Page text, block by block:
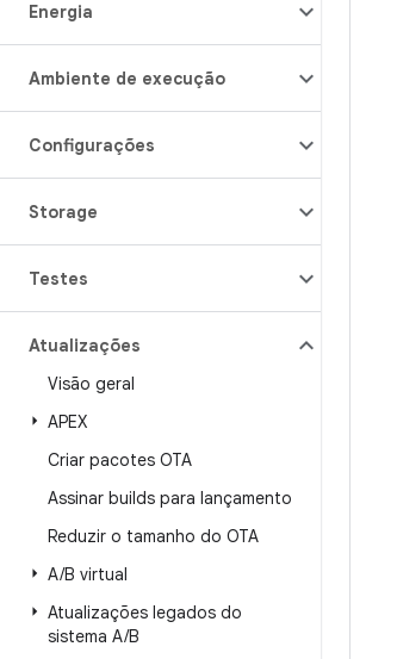
Energia
Ambiente de execução
Configurações
Storage
Testes
Atualizações
Visão geral
APEX
Criar pacotes OTA
Assinar builds para lançamento
Reduzir o tamanho do OTA
A/B virtual
Atualizações legados do
sistema A/B